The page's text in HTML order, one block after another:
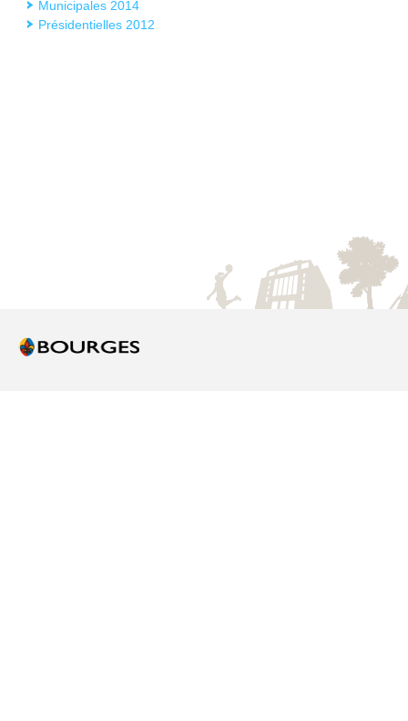
Municipales 2014
Présidentielles 2012